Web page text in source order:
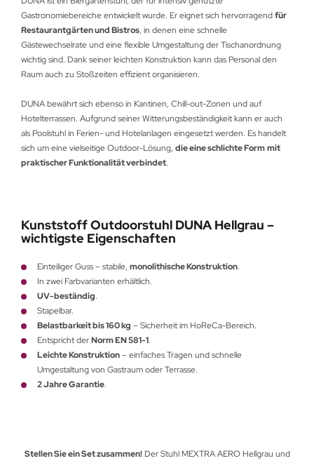
Gastronomiebereiche entwickelt wurde. Er eignet sich hervorragendfür
Restaurantgärten und Bistros, in denen eine schnelle
Gästewechselrate und eine flexible Umgestaltung der Tischanordnung
wichtig sind. Dank seiner leichten Konstruktion kann das Personal den
Raum auch zu Stoßzeiten effizient organisieren.
DUNA bewährt sich ebenso in Kantinen, Chill-out-Zonen und auf
Hotelterrassen. Aufgrund seiner Witterungsbeständigkeit kann er auch
als Poolstuhl in Ferien- und Hotelanlagen eingesetzt werden. Es handelt
sich um eine vielseitige Outdoor-Lösung, die eine schlichte Formmit
praktischer Funktionalität verbindet.
Kunststoff Outdoorstuhl DUNA Hellgrau –
wichtigste Eigenschaften
Einteiliger Guss – stabile, monolithische Konstruktion.
In zwei Farbvarianten erhältlich.
UV-beständig.
Stapelbar.
Belastbarkeit bis 160 kg – Sicherheit im HoReCa-Bereich.
Entspricht derNorm EN 581-1.
Leichte Konstruktion– einfaches Tragen und schnelle
Umgestaltung von Gastraum oder Terrasse.
2 Jahre Garantie.
Stellen Sie ein Set zusammen!Der Stuhl MEXTRA AERO Hellgrau und